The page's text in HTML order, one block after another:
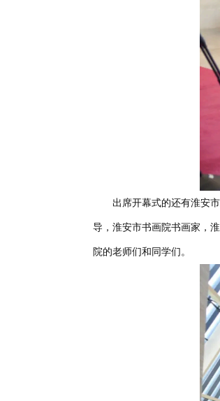
出席开幕式的还有淮安
导，淮安市书画院书画家，
院的老师们和同学们。